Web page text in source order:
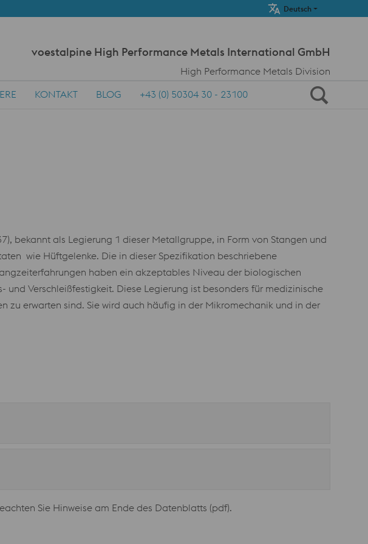
Deutsch
voestalpine High Performance Metals International GmbH
High Performance Metals Division
KONTAKT BLOG +43 (0) 50304 30 - 23100
bekannt als Legierung 1 dieser Metallgruppe, in Form von Stangen und
wie Hüftgelenke. Die in dieser Spezifikation beschriebene
haben ein akzeptables Niveau der biologischen
Verschleißfestigkeit. Diese Legierung ist besonders für medizinische
zu erwarten sind. Sie wird auch häufig in der Mikromechanik und in der
Sie Hinweise am Ende des Datenblatts (pdf).